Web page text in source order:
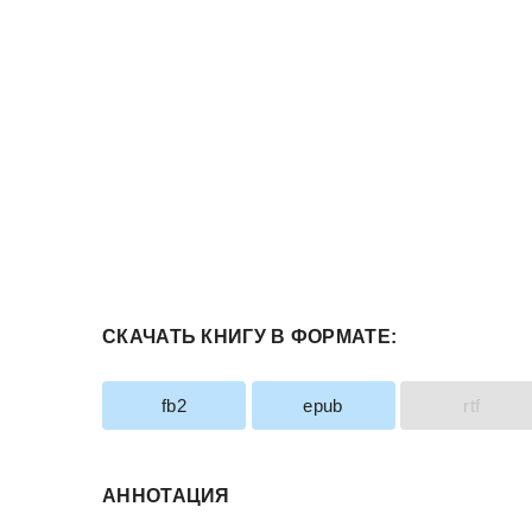
СКАЧАТЬ КНИГУ В ФОРМАТЕ:
fb2 epub rtf
АННОТАЦИЯ